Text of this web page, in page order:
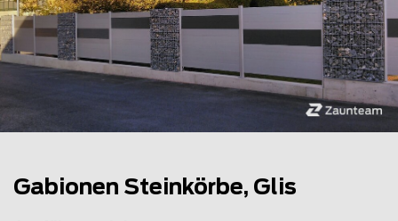
Gabionen Steinkörbe, Glis